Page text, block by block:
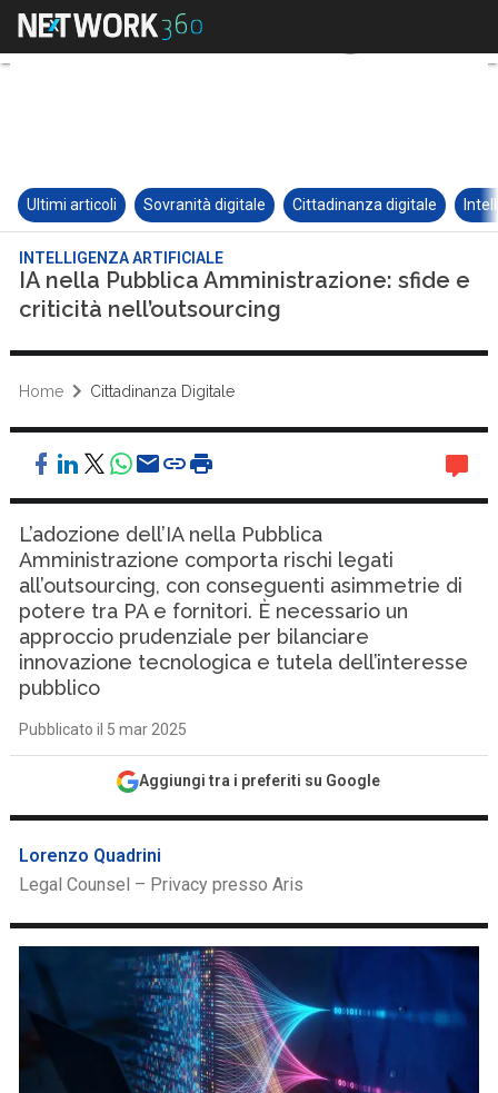
Ultimi articoli Sovranità digitale Cittadinanza digitale
INTELLIGENZA ARTIFICIALE
IA nella Pubblica Amministrazione: sfide e
criticità nell’outsourcing
Home Cittadinanza Digitale
L’adozione dell’IA nella Pubblica
Amministrazione comporta rischi legati
all’outsourcing, con conseguenti asimmetrie di
potere tra PA e fornitori. È necessario un
approccio prudenziale per bilanciare
innovazione tecnologica e tutela dell’interesse
pubblico
Pubblicato il 5 mar 2025
Aggiungi tra i preferiti su Google
Lorenzo Quadrini
Legal Counsel – Privacy presso Aris